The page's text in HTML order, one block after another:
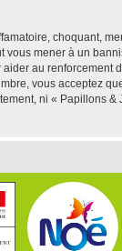
choquant,
mener à un
au
vous acceptez
ni « Papillons